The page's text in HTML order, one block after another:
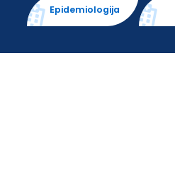
Epidemiologija